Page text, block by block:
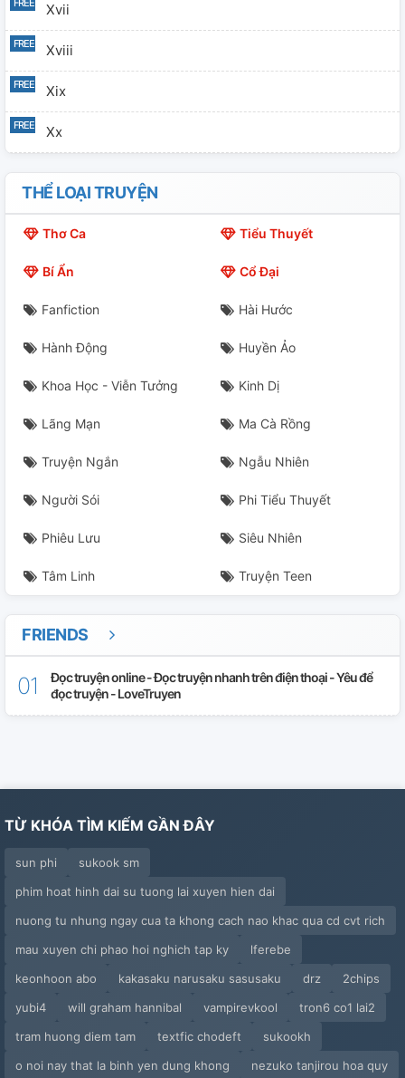
Xvii
Xviii
Xix
Xx
Xxi
Xxii
Xxvi
Xxvii
THỂ LOẠI TRUYỆN
Thơ Ca Tiểu Thuyết
Bí Ẩn Cổ Đại
Fanfiction Hài Hước
Hành Động Huyền Ảo
Khoa Học - Viễn Tưởng Kinh Dị
Lãng Mạn Ma Cà Rồng
Truyện Ngắn Ngẫu Nhiên
Người Sói Phi Tiểu Thuyết
Phiêu Lưu Siêu Nhiên
Tâm Linh Truyện Teen
FRIENDS
Đọc truyện online - Đọc truyện nhanh trên điện thoại - Yêu để
đọc truyện - LoveTruyen
TỪ KHÓA TÌM KIẾM GẦN ĐÂY
sun phi
sukook sm
phim hoat hinh dai su tuong lai xuyen hien dai
nuong tu nhung ngay cua ta khong cach nao khac qua cd cvt rich
mau xuyen chi phao hoi nghich tap ky
lferebe
keonhoon abo
kakasaku narusaku sasusaku drz
2chips
yubi4
will graham hannibal vampirevkool
tron6 co1 lai2
tram huong diem tam
textfic chodeft
sukookh
o noi nay that la binh yen dung khong
nezuko tanjirou hoa quy